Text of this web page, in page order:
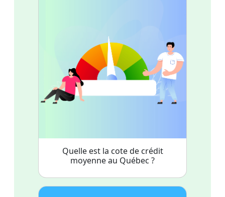
Quelle est la cote de crédit
moyenne au Québec ?